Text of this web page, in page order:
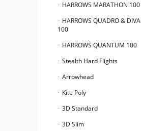
HARROWS MARATHON 100
HARROWS QUADRO & DIVA
100
HARROWS QUANTUM 100
Stealth Hard Flights
Arrowhead
Kite Poly
3D Standard
3D Slim